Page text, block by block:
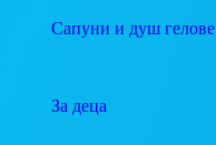
Сапуни и душ гелове
За деца